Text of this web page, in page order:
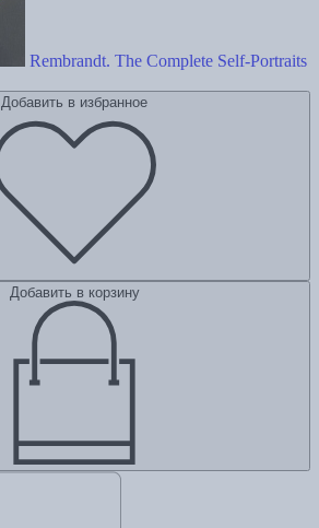
Rembrandt. The Complete Self-Portraits
Добавить в избранное
Добавить в корзину